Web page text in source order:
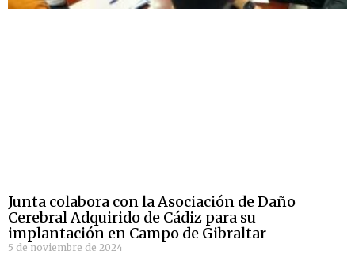
Junta colabora con la Asociación de Daño
Cerebral Adquirido de Cádiz para su
implantación en Campo de Gibraltar
5 de noviembre de 2024